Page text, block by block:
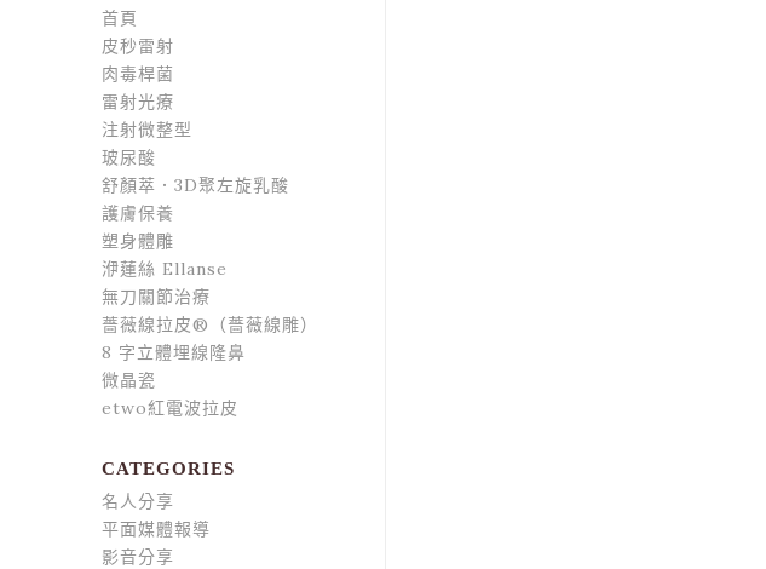
首頁
皮秒雷射
肉毒桿菌
雷射光療
注射微整型
玻尿酸
舒顏萃．3D聚左旋乳酸
護膚保養
塑身體雕
洢蓮絲 Ellanse
無刀關節治療
薔薇線拉皮®（薔薇線雕）
8 字立體埋線隆鼻
微晶瓷
etwo紅電波拉皮
CATEGORIES
名人分享
平面媒體報導
影音分享